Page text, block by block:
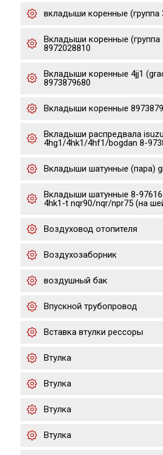
вкладыши коренные (группа
Вкладыши коренные (группа
8972028810
Вкладыши коренные 4jj1
8973879680
Вкладыши коренные
Вкладыши распредвала isuzu
4hg1/4hk1/4hf1/bogdan 8-
Вкладыши шатунные (пара)
Вкладыши шатунные 8-
4hk1-t nqr90/nqr/npr75 (на
Воздуховод отопителя
Воздухозаборник
воздушный бак
Впускной трубопровод
Вставка втулки рессоры
Втулка
Втулка
Втулка
Втулка